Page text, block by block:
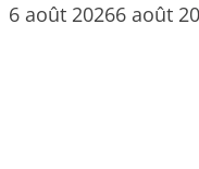
6 août 20266 août